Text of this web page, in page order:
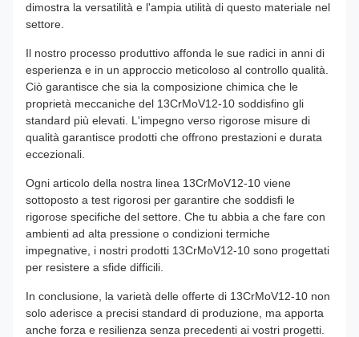
dimostra la versatilità e l'ampia utilità di questo materiale nel
settore.
Il nostro processo produttivo affonda le sue radici in anni di
esperienza e in un approccio meticoloso al controllo qualità.
Ciò garantisce che sia la composizione chimica che le
proprietà meccaniche del 13CrMoV12-10 soddisfino gli
standard più elevati. L'impegno verso rigorose misure di
qualità garantisce prodotti che offrono prestazioni e durata
eccezionali.
Ogni articolo della nostra linea 13CrMoV12-10 viene
sottoposto a test rigorosi per garantire che soddisfi le
rigorose specifiche del settore. Che tu abbia a che fare con
ambienti ad alta pressione o condizioni termiche
impegnative, i nostri prodotti 13CrMoV12-10 sono progettati
per resistere a sfide difficili.
In conclusione, la varietà delle offerte di 13CrMoV12-10 non
solo aderisce a precisi standard di produzione, ma apporta
anche forza e resilienza senza precedenti ai vostri progetti.